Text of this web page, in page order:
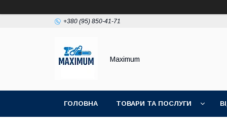
+380 (95) 850-41-71
Maximum
ГОЛОВНА ТОВАРИ ТА ПОСЛУГИ